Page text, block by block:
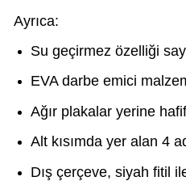
Ayrıca:
Su geçirmez özelliği
EVA darbe emici
Ağır plakalar yerine
Alt kısımda yer alan 4
Dış çerçeve, siyah fitil